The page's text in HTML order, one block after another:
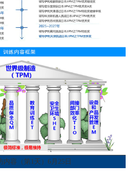
内容（第1天）6月25日